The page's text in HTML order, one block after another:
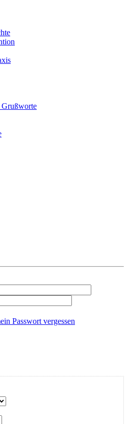
Passwort vergessen